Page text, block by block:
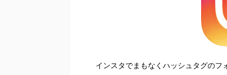
インスタでまもなくハッシュタグのフ